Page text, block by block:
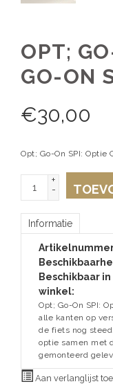
OPT;
GO-ON
€30,00
Opt; Go-On SPI: Optie
+
-
Informatie
Beschikbaar
winkel:
Opt; Go-On SPI:
alle kanten op
de fiets nog
optie samen met
gemonteerd
Aan verlanglijst